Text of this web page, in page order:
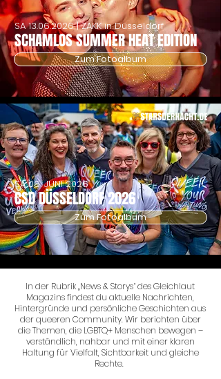
SCHAMLOS SUMMER HEAT EDITION
SA13.06.2026| ZAKK in Düsseldorf
Zum Fotoalbum
CSD DÜSSELDORF 2026
SA 06. JUNI 2026
Zum Fotoalbum
In der Rubrik „News & Storys“ des Gleichlaut
Magazins findest du aktuelle Nachrichten,
Hintergründe und persönliche Geschichten aus
der queeren Community. Wir berichten über
die Themen, die LGBTQ+ Menschen bewegen –
verständlich, nahbar und mit einer klaren
Haltung für Vielfalt, Sichtbarkeit und gleiche
Rechte.